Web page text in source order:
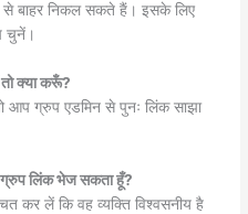
से बाहर निकल सकते हैं। इसके लिए
चुनें।
क्या करूँ?
आप ग्रुप एडमिन से पुनः लिंक साझा
ग्रुप लिंक भेज सकता हूँ?
कर लें कि वह व्यक्ति विश्वसनीय है